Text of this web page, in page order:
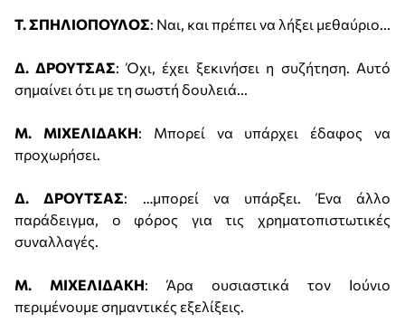
Τ. ΣΠΗΛΙΟΠΟΥΛΟΣ: Ναι, και πρέπει να λήξει μεθαύριο...
Δ. ΔΡΟΥΤΣΑΣ: Όχι, έχει ξεκινήσει η συζήτηση. Αυτό
σημαίνει ότι με τη σωστή δουλειά...
Μ. ΜΙΧΕΛΙΔΑΚΗ: Μπορεί να υπάρχει έδαφος να
προχωρήσει.
Δ. ΔΡΟΥΤΣΑΣ: …μπορεί να υπάρξει. Ένα άλλο
παράδειγμα, ο φόρος για τις χρηματοπιστωτικές
συναλλαγές.
Μ. ΜΙΧΕΛΙΔΑΚΗ: Άρα ουσιαστικά τον Ιούνιο
περιμένουμε σημαντικές εξελίξεις.